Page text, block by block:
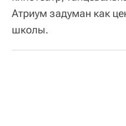
Атриум задуман как
школы.